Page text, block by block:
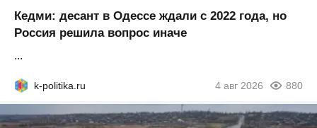
Кедми: десант в Одессе ждали с 2022 года, но
Россия решила вопрос иначе
...
k-politika.ru 4 авг 2026 880